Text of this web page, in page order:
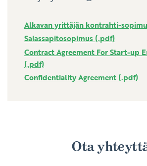
Alkavan yrittäjän kontrahti-
Salassapitosopimus (.pdf)
Contract Agreement For Start-up
(.pdf)
Confidentiality Agreement (.pdf)
Ota